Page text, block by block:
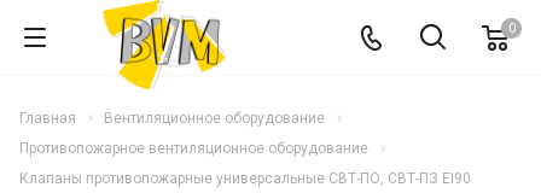
0
Главная
Вентиляционное оборудование
Противопожарное вентиляционное оборудование
Клапаны противопожарные универсальные СВТ-ПО, СВТ-ПЗ EI90